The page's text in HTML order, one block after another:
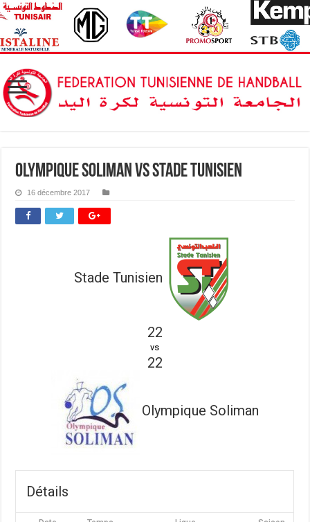
Olympique Soliman vs Stade Tunisien
16 décembre 2017
Stade Tunisien
22
vs
22
Olympique Soliman
Détails